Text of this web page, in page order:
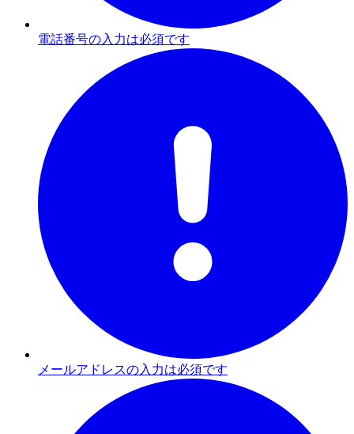
電話番号の入力は必須です
メールアドレスの入力は必須です